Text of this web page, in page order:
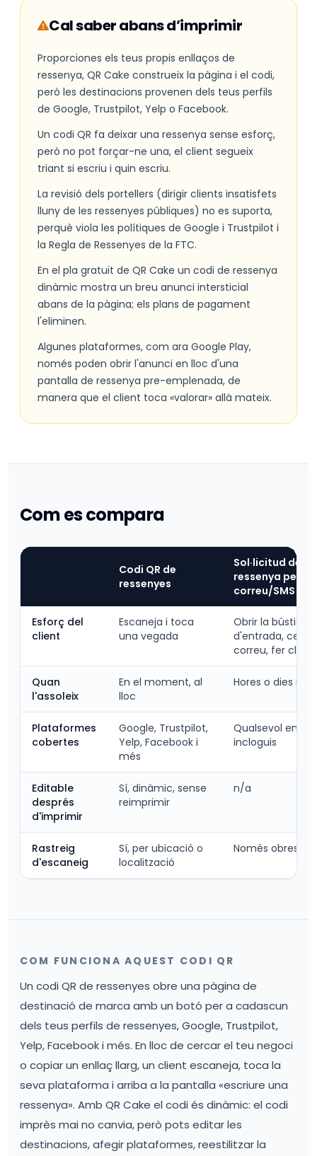
Cal saber abans d’imprimir
Proporciones els teus propis enllaços de
ressenya, QR Cake construeix la pàgina i el codi,
però les destinacions provenen dels teus perfils
de Google, Trustpilot, Yelp o Facebook.
Un codi QR fa deixar una ressenya sense esforç,
però no pot forçar-ne una, el client segueix
triant si escriu i quin escriu.
La revisió dels portellers (dirigir clients insatisfets
lluny de les ressenyes públiques) no es suporta,
perquè viola les polítiques de Google i Trustpilot i
la Regla de Ressenyes de la FTC.
En el pla gratuït de QR Cake un codi de ressenya
dinàmic mostra un breu anunci intersticial
abans de la pàgina; els plans de pagament
l'eliminen.
Algunes plataformes, com ara Google Play,
només poden obrir l'anunci en lloc d'una
pantalla de ressenya pre-emplenada, de
manera que el client toca «valorar» allà mateix.
Com es compara
Codi QR de
ressenyes
Sol·licitud de
ressenya per
correu/SMS
Esforç del
client
Escaneja i toca
una vegada
Obrir la bústia
d'entrada,
correu, fer clic
Quan
l'assoleix
En el moment, al
lloc
Hores o dies
Plataformes
cobertes
Google, Trustpilot,
Yelp, Facebook i
més
Qualsevol
incloguis
Editable
després
d'imprimir
Sí, dinàmic, sense
reimprimir
n/a
Rastreig
d'escaneig
Sí, per ubicació o
localització
Només obres
COM FUNCIONA AQUEST CODI QR
Un codi QR de ressenyes obre una pàgina de
destinació de marca amb un botó per a cadascun
dels teus perfils de ressenyes, Google, Trustpilot,
Yelp, Facebook i més. En lloc de cercar el teu negoci
o copiar un enllaç llarg, un client escaneja, toca la
seva plataforma i arriba a la pantalla «escriure una
ressenya». Amb QR Cake el codi és dinàmic: el codi
imprès mai no canvia, però pots editar les
destinacions, afegir plataformes, reestilitzar la